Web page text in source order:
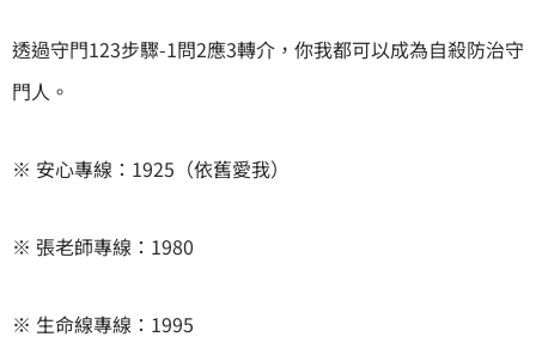
透過守門123步驟-1問2應3轉介，你我都可以成為自殺防治守
門人。
※ 安心專線：1925（依舊愛我）
※ 張老師專線：1980
※ 生命線專線：1995